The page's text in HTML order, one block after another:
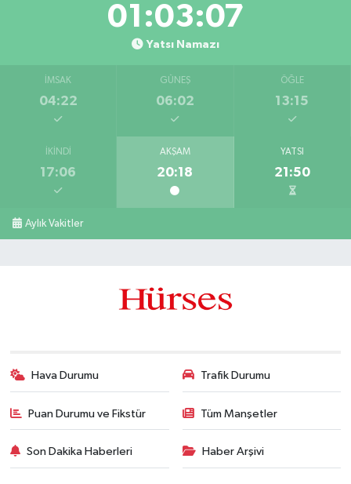
01:03:07
Yatsı Namazı
İMSAK
04:22
GÜNEŞ
06:02
ÖĞLE
13:15
İKINDI
17:06
AKŞAM
20:18
YATSI
21:50
Aylık Vakitler
Hava Durumu Trafik Durumu
Puan Durumu ve Fikstür Tüm Manşetler
Son Dakika Haberleri Haber Arşivi